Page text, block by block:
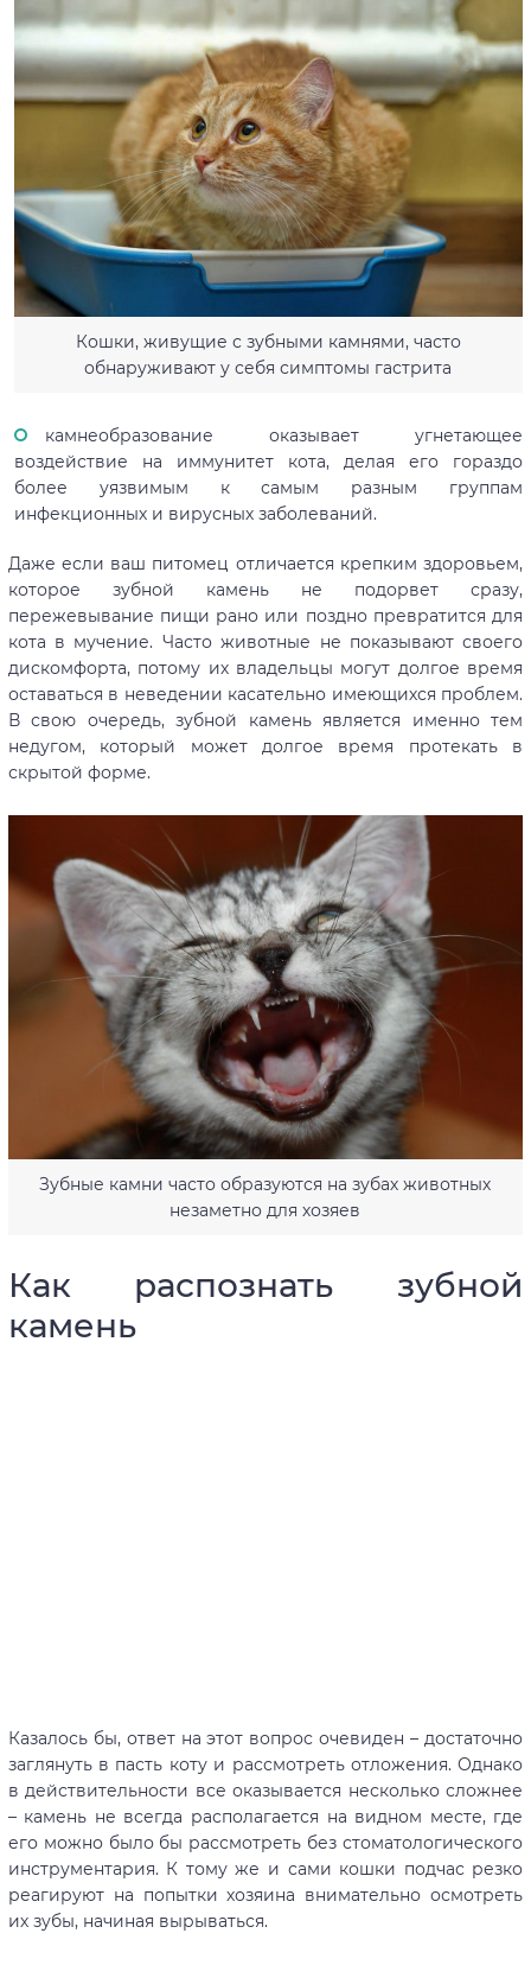
Кошки, живущие с зубными камнями, часто
обнаруживают у себя симптомы гастрита
камнеобразование оказывает угнетающее
воздействие на иммунитет кота, делая его гораздо
более уязвимым к самым разным группам
инфекционных и вирусных заболеваний.
Даже если ваш питомец отличается крепким здоровьем,
которое зубной камень не подорвет сразу,
пережевывание пищи рано или поздно превратится для
кота в мучение. Часто животные не показывают своего
дискомфорта, потому их владельцы могут долгое время
оставаться в неведении касательно имеющихся проблем.
В свою очередь, зубной камень является именно тем
недугом, который может долгое время протекать в
скрытой форме.
Зубные камни часто образуются на зубах животных
незаметно для хозяев
Как распознать зубной
камень
Казалось бы, ответ на этот вопрос очевиден – достаточно
заглянуть в пасть коту и рассмотреть отложения. Однако
в действительности все оказывается несколько сложнее
– камень не всегда располагается на видном месте, где
его можно было бы рассмотреть без стоматологического
инструментария. К тому же и сами кошки подчас резко
реагируют на попытки хозяина внимательно осмотреть
их зубы, начиная вырываться.